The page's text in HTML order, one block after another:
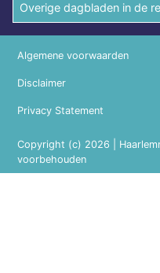
Overige dagbladen in de
Copyright (c) 2026 |
voorbehouden
Algemene voorwaarden
Disclaimer
Privacy Statement